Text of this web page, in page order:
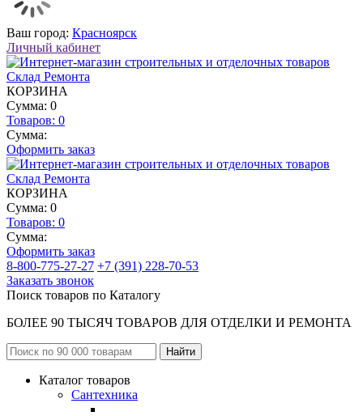
Ваш город: Красноярск
Личный кабинет
КОРЗИНА
Сумма: 0
Товаров: 0
Сумма:
Оформить заказ
КОРЗИНА
Сумма: 0
Товаров: 0
Сумма:
Оформить заказ
8-800-775-27-27 +7 (391) 228-70-53
Заказать звонок
Поиск товаров по Каталогу
БОЛЕЕ 90 ТЫСЯЧ ТОВАРОВ ДЛЯ ОТДЕЛКИ И РЕМОНТА
Каталог товаров
Сантехника